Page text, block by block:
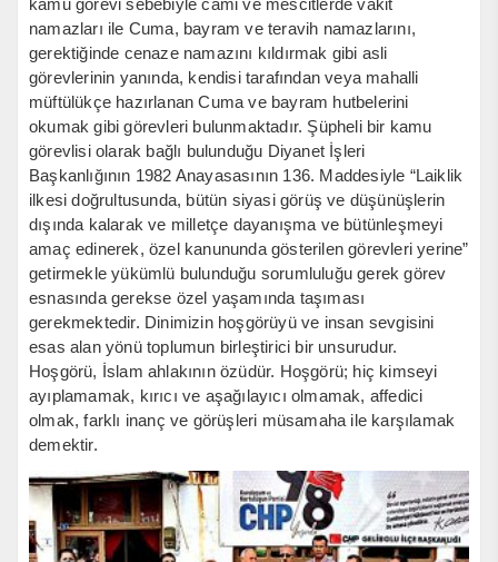
namazları ile Cuma, bayram ve teravih namazlarını,
gerektiğinde cenaze namazını kıldırmak gibi asli
görevlerinin yanında, kendisi tarafından veya mahalli
müftülükçe hazırlanan Cuma ve bayram hutbelerini
okumak gibi görevleri bulunmaktadır. Şüpheli bir kamu
görevlisi olarak bağlı bulunduğu Diyanet İşleri
Başkanlığının 1982 Anayasasının 136. Maddesiyle “Laiklik
ilkesi doğrultusunda, bütün siyasi görüş ve düşünüşlerin
dışında kalarak ve milletçe dayanışma ve bütünleşmeyi
amaç edinerek, özel kanununda gösterilen görevleri yerine”
getirmekle yükümlü bulunduğu sorumluluğu gerek görev
esnasında gerekse özel yaşamında taşıması
gerekmektedir. Dinimizin hoşgörüyü ve insan sevgisini
esas alan yönü toplumun birleştirici bir unsurudur.
Hoşgörü, İslam ahlakının özüdür. Hoşgörü; hiç kimseyi
ayıplamamak, kırıcı ve aşağılayıcı olmamak, affedici
olmak, farklı inanç ve görüşleri müsamaha ile karşılamak
demektir.